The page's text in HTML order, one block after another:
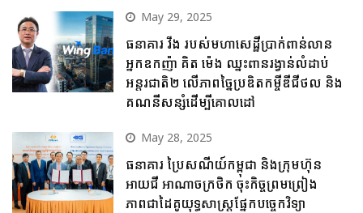
May 29, 2025
ធនាគារ វីង របស់មហាសេដ្ឋីប្រាក់ពាន់លាន
អ្នកឧកញ៉ា គិត ម៉េង ឈ្នះពានរង្វាន់លំដាប់
អន្តរជាតិ២ លើភាពច្នៃប្រឌិតកម្ចីឌីជីថល និង
គណនីសន្សំដើម្បីគោលដៅ
May 28, 2025
ធនាគារ ប្រៃសណីយ៍កម្ពុជា និងក្រុមហ៊ុន
អាយជី អាណាចក្រថិក ចុះកិច្ចព្រមព្រៀង
ភាពជាដៃគូយុទ្ធសាស្ត្រផ្នែកបច្ចេកវិទ្យា